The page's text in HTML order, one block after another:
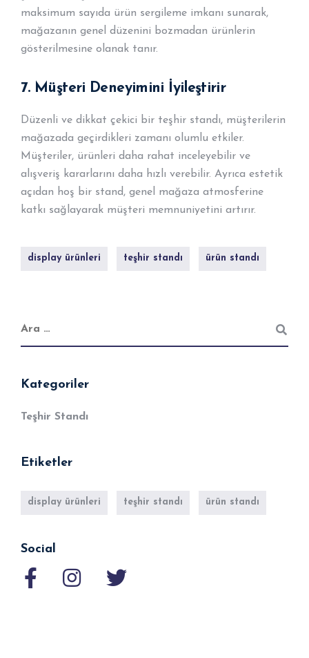
maksimum sayıda ürün sergileme imkanı sunarak,
mağazanın genel düzenini bozmadan ürünlerin
gösterilmesine olanak tanır.
7. Müşteri Deneyimini İyileştirir
Düzenli ve dikkat çekici bir teşhir standı, müşterilerin
mağazada geçirdikleri zamanı olumlu etkiler.
Müşteriler, ürünleri daha rahat inceleyebilir ve
alışveriş kararlarını daha hızlı verebilir. Ayrıca estetik
açıdan hoş bir stand, genel mağaza atmosferine
katkı sağlayarak müşteri memnuniyetini artırır.
display ürünleri teşhir standı ürün standı
Kategoriler
Teşhir Standı
Etiketler
display ürünleri teşhir standı ürün standı
Social